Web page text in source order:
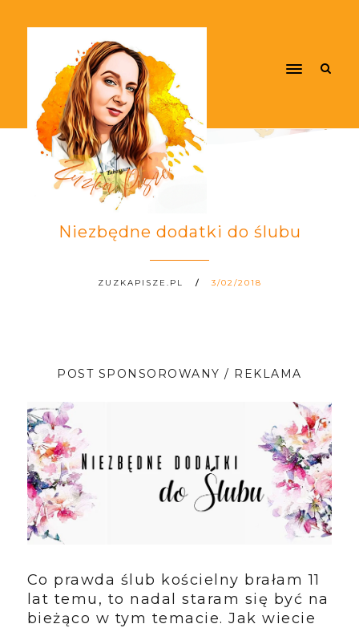
Niezbędne dodatki do ślubu
ZUZKAPISZE.PL 3/02/2018
POST SPONSOROWANY / REKLAMA
Co prawda ślub kościelny brałam 11
lat temu, to nadal staram się być na
bieżąco w tym temacie. Jak wiecie